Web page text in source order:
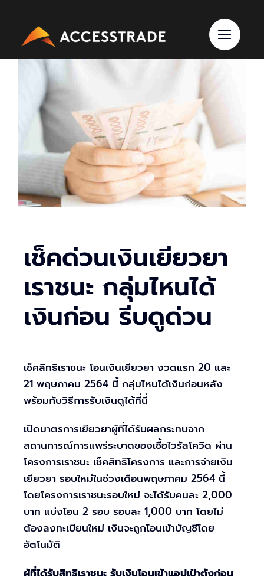
content
เช็คด่วนเงินเยียวยา
เราชนะ กลุ่มไหนได้
เงินก่อน รีบดูด่วน
เช็คสิทธิเราชนะ โอนเงินเยียวยา งวดแรก 20 และ
21 พฤษภาคม 2564 นี้ กลุ่มไหนได้เงินก่อนหลัง
พร้อมกับวิธีการรับเงินดูได้ที่นี่
เปิดมาตรการเยียวยาผู้ที่ได้รับผลกระทบจาก
สถานการณ์การแพร่ระบาดของเชื้อไวรัสโควิด ผ่าน
โครงการเราชนะ เช็คสิทธิโครงการ และการจ่ายเงิน
เยียวยา รอบใหม่ในช่วงเดือนพฤษภาคม 2564 นี้
โดยโครงการเราชนะรอบใหม่ จะได้รับคนละ 2,000
บาท แบ่งโอน 2 รอบ รอบละ 1,000 บาท โดยไม่
ต้องลงทะเบียนใหม่ เงินจะถูกโอนเข้าบัญชีโดย
อัตโนมัติ
ผู้ที่ได้รับสิทธิเราชนะ รับเงินโอนเข้าแอปเป๋าตังก่อน